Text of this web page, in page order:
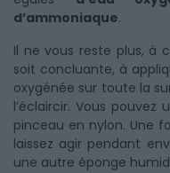
d’ammoniaque.
Il ne vous reste plus, à
soit concluante, à
oxygénée sur toute la
l’éclaircir. Vous
pinceau en nylon. Une
laissez agir pendant
une autre éponge